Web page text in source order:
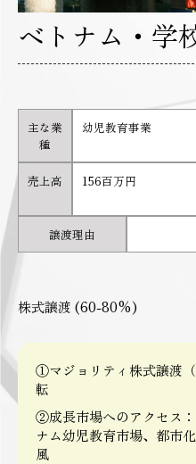
ベトナム・学
主な業
種
幼児教育事業
売上高 156百万円
譲渡理由
株式譲渡 (60-80%)
①マジョリティ株式譲渡
転
②成長市場へのアクセス
ナム幼児教育市場、都市
風